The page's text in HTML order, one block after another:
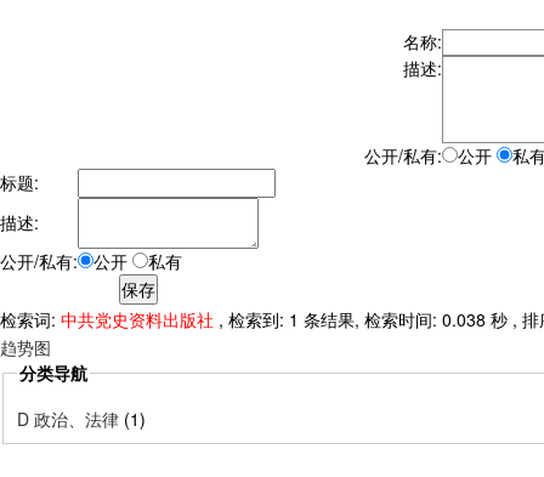
名称:
描述:
公开/私有: 公开
私
标题:
描述:
公开/私有:
公开 私有
检索词: 中共党史资料出版社 , 检索到: 1 条结果, 检索时间: 0.038 秒 ,
趋势图
分类导航
D 政治、法律 (1)